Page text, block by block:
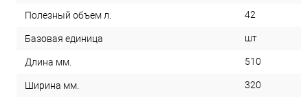
Полезный объем л. 42
Базовая единица шт
Длина мм. 510
Ширина мм. 320